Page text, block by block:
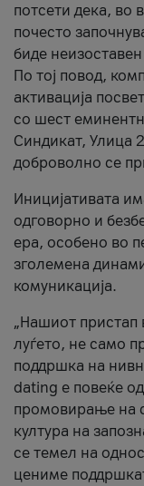
потсети дека, во
почесто
биде
По тој повод,
активација
со шест
Синдикат, Улица
доброволно се
Иницијативата
одговорно и
ера, особено во
зголемена
комуникација.
„Нашиот пристап
луѓето, не само
поддршка на
dating е повеќе
промовирање на
култура на
се темел на
цениме